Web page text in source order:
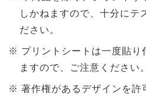
しかねますので、十分にテ
ださい。
プリントシートは一度貼り
ますので、ご注意ください。
著作権があるデザインを許